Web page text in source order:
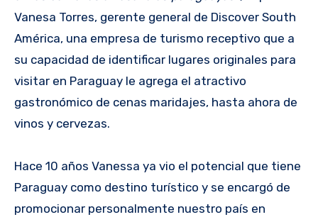
Vanesa Torres, gerente general de Discover South
América, una empresa de turismo receptivo que a
su capacidad de identificar lugares originales para
visitar en Paraguay le agrega el atractivo
gastronómico de cenas maridajes, hasta ahora de
vinos y cervezas.
Hace 10 años Vanessa ya vio el potencial que tiene
Paraguay como destino turístico y se encargó de
promocionar personalmente nuestro país en